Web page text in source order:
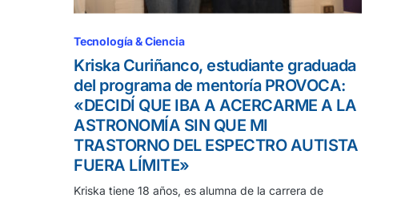
Tecnología & Ciencia
Kriska Curiñanco, estudiante graduada
del programa de mentoría PROVOCA:
«DECIDÍ QUE IBA A ACERCARME A LA
ASTRONOMÍA SIN QUE MI
TRASTORNO DEL ESPECTRO AUTISTA
FUERA LÍMITE»
Kriska tiene 18 años, es alumna de la carrera de